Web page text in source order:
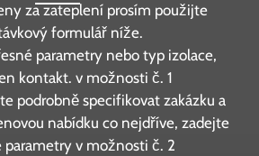
za zateplení prosím použijte
formulář níže.
parametry nebo typ izolace,
kontakt. v možnosti č. 1
podrobně specifikovat zakázku a
nabídku co nejdříve, zadejte
parametry v možnosti č. 2